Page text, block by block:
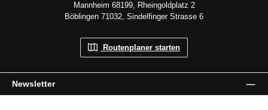
Newsletter
Mannheim 68199, Rheingoldplatz 2
Böblingen 71032, Sindelfinger Strasse 6
Routenplaner starten